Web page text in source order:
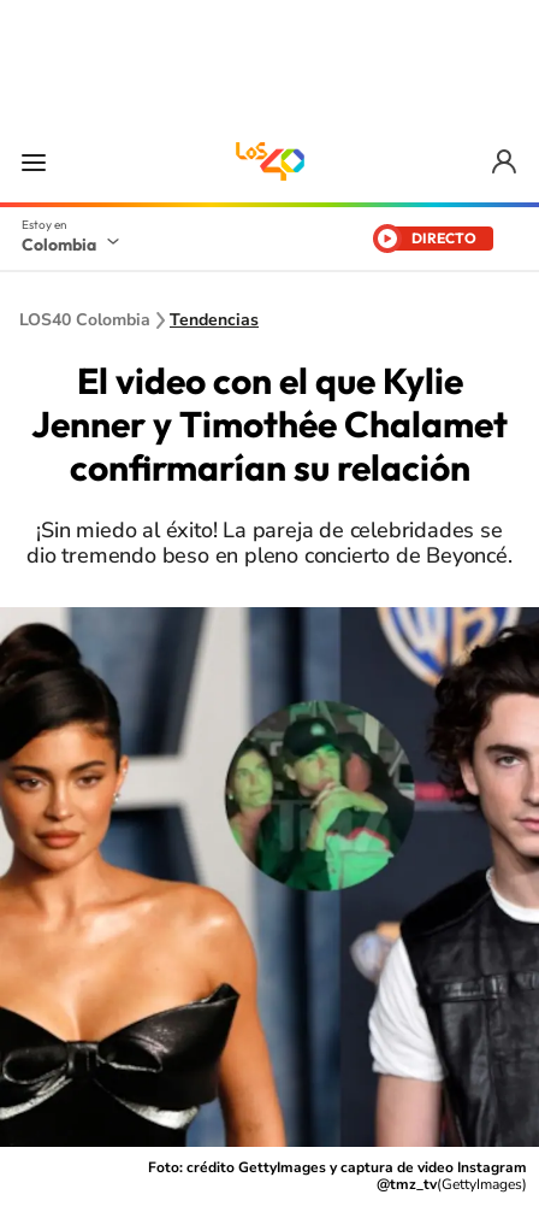
Colombia DIRECTO
LOS40 Colombia Tendencias
El video con el que Kylie
Jenner y Timothée Chalamet
confirmarían su relación
¡Sin miedo al éxito! La pareja de celebridades se
dio tremendo beso en pleno concierto de Beyoncé.
Foto: crédito GettyImages y captura de video Instagram
@tmz_tv(GettyImages)